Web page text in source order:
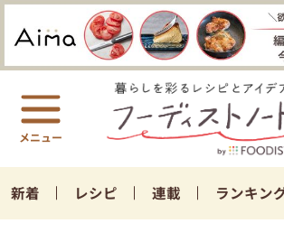
新着 レシピ 連載 ランキン